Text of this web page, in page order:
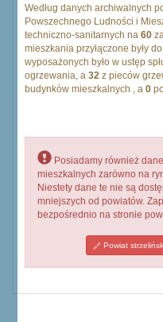
Według danych archiwalnych
Powszechnego Ludności i
techniczno-sanitarnych na 60
mieszkania przyłączone były
wyposażonych było w ustęp
ogrzewania, a 32 z pieców
budynków mieszkalnych , a 0
Posiadamy również
mieszkalnych zarówno na
Niestety dane te nie są
mniejszych od powiatów.
bezpośrednio na stronie
Powiat